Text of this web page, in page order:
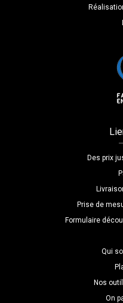
Des prix
Prise de
Formulaire
Qui
Nos
On